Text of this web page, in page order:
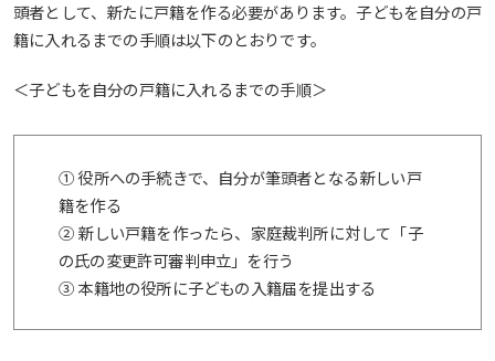
頭者として、新たに戸籍を作る必要があります。子どもを自分の戸
籍に入れるまでの手順は以下のとおりです。
＜子どもを自分の戸籍に入れるまでの手順＞
① 役所への手続きで、自分が筆頭者となる新しい戸
籍を作る
② 新しい戸籍を作ったら、家庭裁判所に対して「子
の氏の変更許可審判申立」を行う
③ 本籍地の役所に子どもの入籍届を提出する